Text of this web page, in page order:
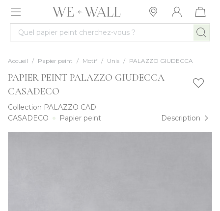
Allez au contenu
Quel papier peint cherchez-vous ?
Accueil / Papier peint / Motif / Unis / PALAZZO GIUDECCA
PAPIER PEINT PALAZZO GIUDECCA
CASADECO
Collection PALAZZO CAD
CASADECO
Papier peint Description